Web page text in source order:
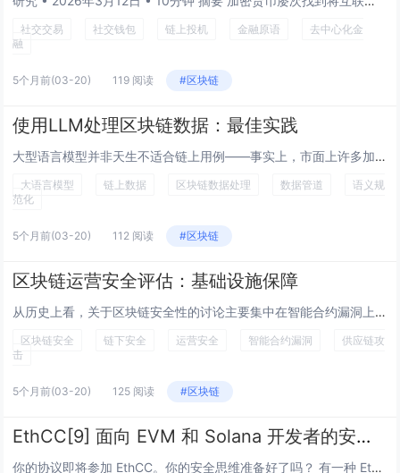
社交交易 社交钱包 链上投机 金融原语
去中心化金
融
5个月前(03-20) 119 阅读 #区块链
使用LLM处理区块链数据：最佳实践
大型语言模型并非天生不适合链上用例——事实上，市面上许多加密产品的主要部分都是用LLM构建的。 然而，当LLM只能在区块链层面访问和处理链上数据时，问题就开始浮现。这并非语言模型本身的问题，而是链上数据给LLM分析和决策带来了许多复杂性，...
大语言模型 链上数据 区块链数据处理 数据管道
语义规
范化
5个月前(03-20) 112 阅读 #区块链
区块链运营安全评估：基础设施保障
从历史上看，关于区块链安全性的讨论主要集中在智能合约漏洞上。重入攻击（reentrancy）、整数溢出（integer overflows）和闪电贷攻击（flash loan exploits）等术语曾主导新闻报道，通常导致数百万美元的损失...
区块链安全 链下安全 运营安全 智能合约漏洞
供应链攻
击
5个月前(03-20) 125 阅读 #区块链
EthCC[9] 面向 EVM 和 Solana 开发者的安全指南
你的协议即将参加 EthCC。你的安全思维准备好了吗？ 有一种 EthCC 版本，你会带着晒黑的皮肤、一个帆布包，以及一种模糊的感觉，觉得某个你没在场的房间里发生了重要的事情。还有另一种版本，你会带着三个已验证的架构决策、两个被推翻的假设...